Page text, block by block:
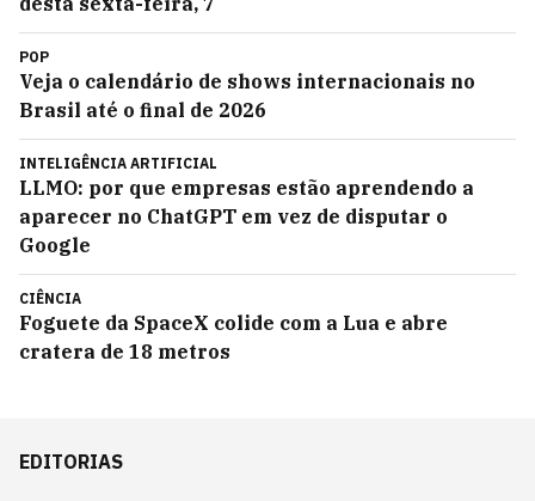
POP
Veja o calendário de shows internacionais no
Brasil até o final de 2026
INTELIGÊNCIA ARTIFICIAL
LLMO: por que empresas estão aprendendo a
aparecer no ChatGPT em vez de disputar o
Google
CIÊNCIA
Foguete da SpaceX colide com a Lua e abre
cratera de 18 metros
EDITORIAS